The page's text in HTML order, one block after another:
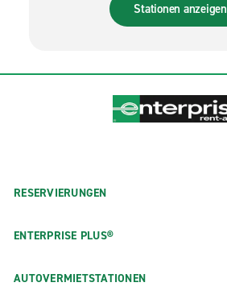
Stationen anzeigen
RESERVIERUNGEN
ENTERPRISE PLUS®
AUTOVERMIETSTATIONEN